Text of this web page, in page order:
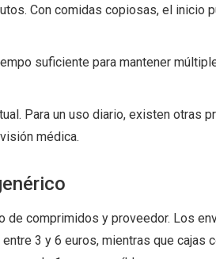
Con comidas copiosas, el inicio
suficiente para mantener
Para un uso diario, existen otras
médica.
de comprimidos y proveedor. Los
3 y 6 euros, mientras que cajas